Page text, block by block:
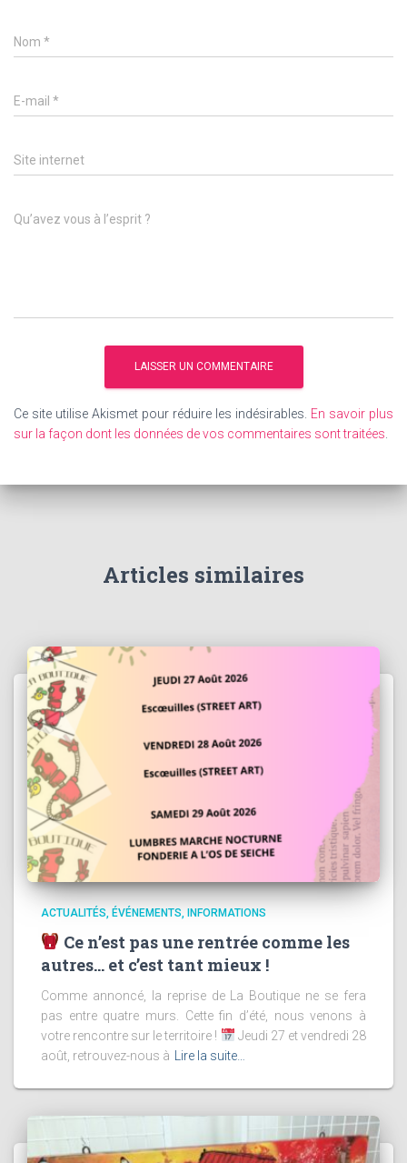
Nom *
E-mail *
Site internet
Qu’avez vous à l’esprit ?
Ce site utilise Akismet pour réduire les indésirables. En savoir plus
sur la façon dont les données de vos commentaires sont traitées
Articles similaires
ACTUALITÉS ÉVÉNEMENTS INFORMATIONS
Ce n’est pas une rentrée comme les
autres… et c’est tant mieux !
Comme annoncé, la reprise de La Boutique ne se fera
pas entre quatre murs. Cette fin d’été, nous venons à
votre rencontre sur le territoire !
Jeudi 27 et vendredi 28
août, retrouvez-nous à
Lire la suite…